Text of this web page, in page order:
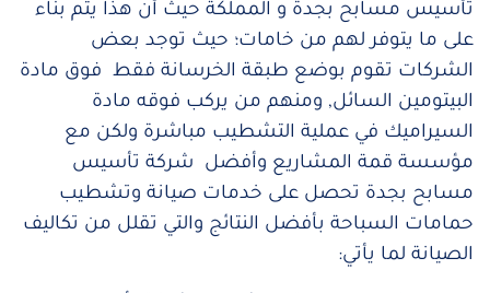
تأسيس مسابح بجدة و المملكة حيث أن هذا يتم بناء
على ما يتوفر لهم من خامات؛ حيث توجد بعض
الشركات تقوم بوضع طبقة الخرسانة فقط فوق مادة
البيتومين السائل, ومنهم من يركب فوقه مادة
السيراميك في عملية التشطيب مباشرة ولكن مع
مؤسسة قمة المشاريع وأفضل شركة تأسيس
مسابح بجدة تحصل على خدمات صيانة وتشطيب
حمامات السباحة بأفضل النتائج والتي تقلل من تكاليف
الصيانة لما يأتي: